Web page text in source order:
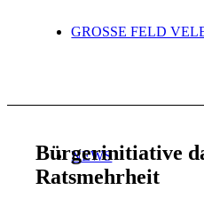
GROSSE FELD
NEWS
Bürgerinitiative
Ratsmehrheit